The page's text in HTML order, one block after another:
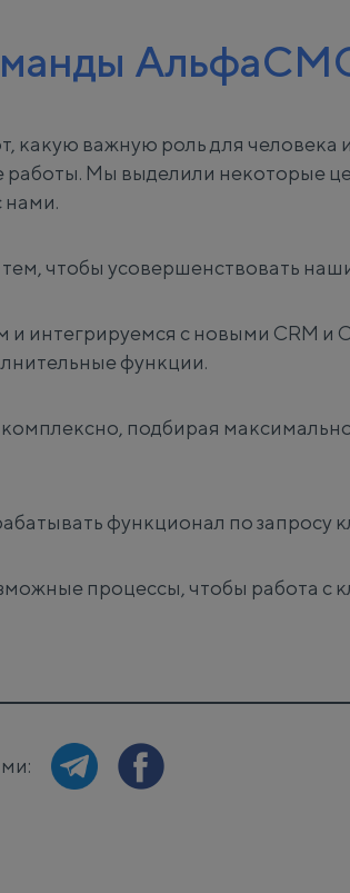
какую важную роль для
работы. Мы выделили некоторые
нами.
чтобы усовершенствовать
и интегрируемся с новыми CRM и
функции.
подбирая
функционал по запросу
процессы, чтобы работа